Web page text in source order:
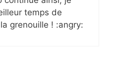
temps de
grenouille ! :angry: